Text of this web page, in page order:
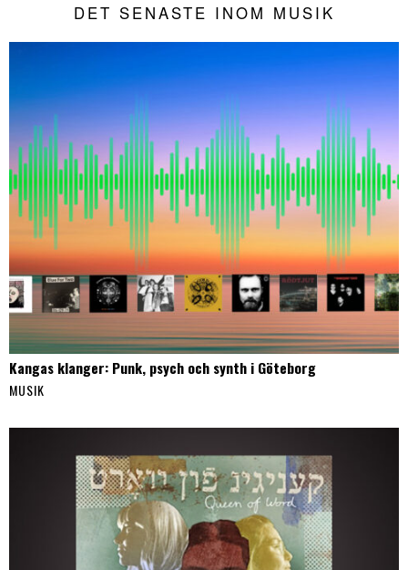
DET SENASTE INOM MUSIK
Kangas klanger: Punk, psych och synth i Göteborg
MUSIK